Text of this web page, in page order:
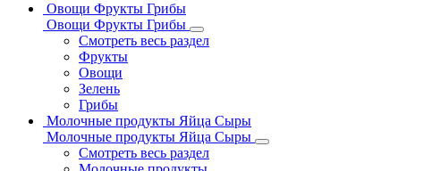
Овощи Фрукты Грибы
Овощи Фрукты Грибы
Смотреть весь раздел
Фрукты
Овощи
Зелень
Грибы
Молочные продукты Яйца Сыры
Молочные продукты Яйца Сыры
Смотреть весь раздел